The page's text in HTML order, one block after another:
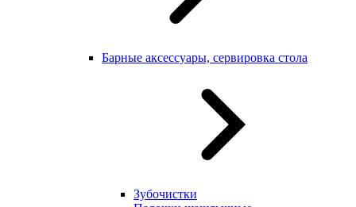
Барные аксессуары, сервировка стола
Зубочистки